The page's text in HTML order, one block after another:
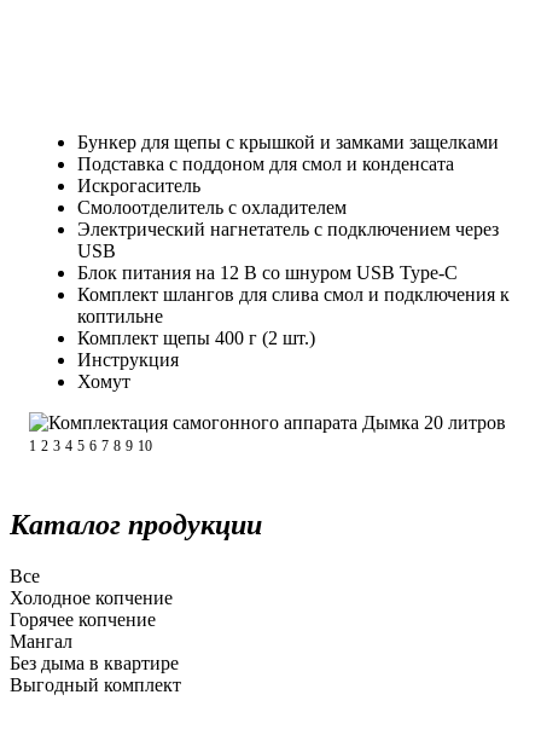
Бункер для щепы с крышкой и замками защелками
Подставка с поддоном для смол и конденсата
Искрогаситель
Смолоотделитель с охладителем
Электрический нагнетатель с подключением через
USB
Блок питания на 12 В со шнуром USB Type-C
Комплект шлангов для слива смол и подключения к
коптильне
Комплект щепы 400 г (2 шт.)
Инструкция
Хомут
1 2 3 4 5 6 7 8 9 10
Каталог продукции
Все
Холодное копчение
Горячее копчение
Мангал
Без дыма в квартире
Выгодный комплект